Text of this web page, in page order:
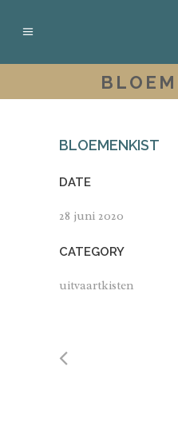
BLOEMENKIST
DATE
28 juni 2020
CATEGORY
uitvaartkisten